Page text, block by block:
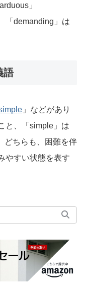
」
「demanding」は
語
」などがあり
と、「simple」は
どちらも、困難を伴
やすい状態を表す